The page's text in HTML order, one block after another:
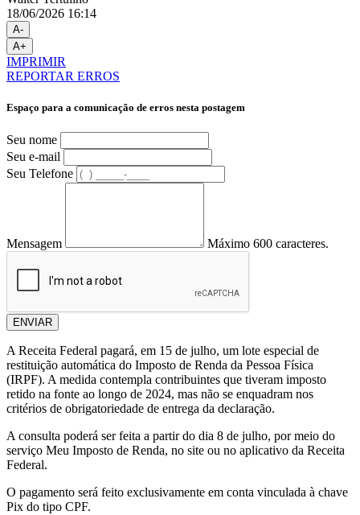
18/06/2026 16:14
A-
A+
IMPRIMIR
REPORTAR ERROS
Espaço para a comunicação de erros nesta postagem
Seu nome
Seu e-mail
Seu Telefone
Mensagem Máximo 600 caracteres.
ENVIAR
A Receita Federal pagará, em 15 de julho, um lote especial de
restituição automática do Imposto de Renda da Pessoa Física
(IRPF). A medida contempla contribuintes que tiveram imposto
retido na fonte ao longo de 2024, mas não se enquadram nos
critérios de obrigatoriedade de entrega da declaração.
A consulta poderá ser feita a partir do dia 8 de julho, por meio do
serviço Meu Imposto de Renda, no site ou no aplicativo da Receita
Federal.
O pagamento será feito exclusivamente em conta vinculada à chave
Pix do tipo CPF.